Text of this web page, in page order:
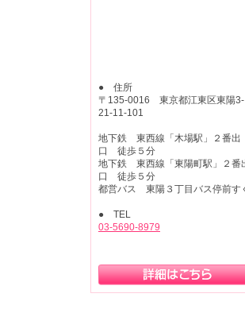
● 住所
〒135-0016 東京都江東区東陽3-
21-11-101
地下鉄 東西線「木場駅」２番出
口 徒歩５分
地下鉄 東西線「東陽町駅」２番
口 徒歩５分
都営バス 東陽３丁目バス停前す
● TEL
03-5690-8979